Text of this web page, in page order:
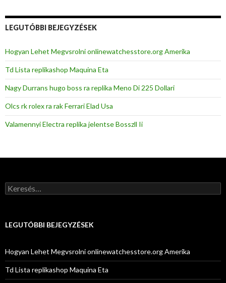
LEGUTÓBBI BEJEGYZÉSEK
Hogyan Lehet Megvsrolni onlinewatchesstore.org Amerika
Td Lista replikashop Maquina Eta
Nagy Durrans hugo boss ra replika Meno Di 225 Dollari
Olcs rk rolex ra rak Ferrari Elad Usa
Valamennyi Electra replika jelentse Bosszll Ii
Keresés:
LEGUTÓBBI BEJEGYZÉSEK
Hogyan Lehet Megvsrolni onlinewatchesstore.org Amerika
Td Lista replikashop Maquina Eta